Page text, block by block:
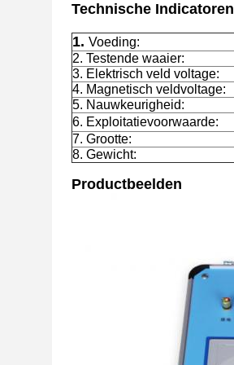
Technische Indicatoren
1. Voeding:
2. Testende waaier:
3. Elektrisch veld voltage:
4. Magnetisch veldvoltage:
5. Nauwkeurigheid:
6. Exploitatievoorwaarde:
7. Grootte:
8. Gewicht:
Productbeelden